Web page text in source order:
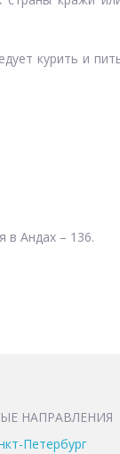
курить и
в Андах – 136.
НАПРАВЛЕНИЯ
Петербург